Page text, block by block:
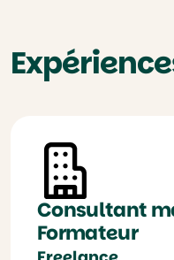
Consultant
Formateur